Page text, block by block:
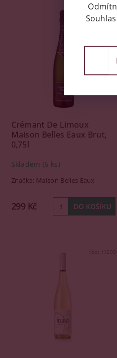
Crémant De Limoux
Maison Belles Eaux Brut,
0,75l
Skladem (6 ks)
Značka: Maison Belles Eaux
299 Kč
Kód: 11293